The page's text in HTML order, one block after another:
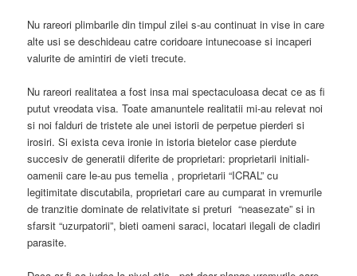
Nu rareori plimbarile din timpul zilei s-au continuat in vise in care
alte usi se deschideau catre coridoare intunecoase si incaperi
valurite de amintiri de vieti trecute.
Nu rareori realitatea a fost insa mai spectaculoasa decat ce as fi
putut vreodata visa. Toate amanuntele realitatii mi-au relevat noi
si noi falduri de tristete ale unei istorii de perpetue pierderi si
irosiri. Si exista ceva ironie in istoria bietelor case pierdute
succesiv de generatii diferite de proprietari: proprietarii initiali-
oamenii care le-au pus temelia , proprietarii “ICRAL” cu
legitimitate discutabila, proprietari care au cumparat in vremurile
de tranzitie dominate de relativitate si preturi “neasezate” si in
sfarsit “uzurpatorii”, bieti oameni saraci, locatari ilegali de cladiri
parasite.